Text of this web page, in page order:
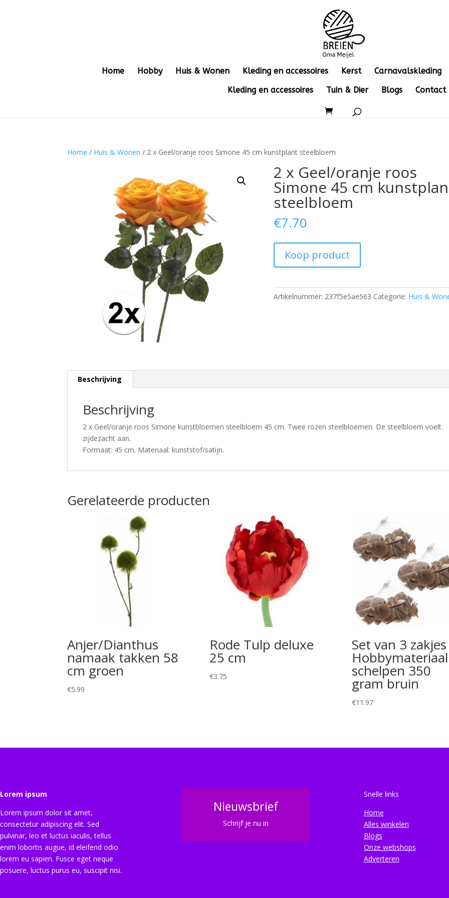
Home Hobby Huis & Wonen Kleding en accessoires Kerst
Carnavalskleding
Kleding en accessoires
Tuin & Dier Blogs Contact
Home / Huis & Wonen / 2 x Geel/oranje roos Simone 45 cm kunstplant steelbloem
2 x Geel/oranje roos
Simone 45 cm
steelbloem
€7.70
Koop product
Artikelnummer: 237f5e5ae563 Categorie: Huis &
Beschrijving
Beschrijving
2 x Geel/oranje roos Simone kunstbloemen steelbloem 45 cm. Twee rozen steelbloemen. De steelbloem voelt
zijdezacht aan.
Formaat: 45 cm. Materiaal: kunststof/satijn.
Gerelateerde producten
Anjer/Dianthus
namaak takken 58
cm groen
€5.99
Rode Tulp deluxe
25 cm
€3.75
Set van 3 zakjes
Hobbymateriaal
schelpen 350
gram bruin
€11.97
Lorem ipsum
Lorem ipsum dolor sit amet,
consectetur adipiscing elit. Sed
pulvinar, leo et luctus iaculis, tellus
enim lobortis augue, id eleifend odio
lorem eu sapien. Fusce eget neque
posuere, luctus purus eu, suscipit nisi.
Nieuwsbrief
Schrijf je nu in
Snelle links
Home
Alles winkelen
Blogs
Onze webshops
Adverteren